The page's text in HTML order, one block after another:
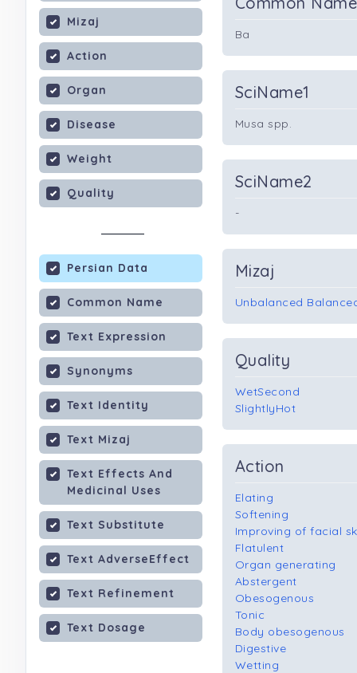
Mizaj
Action
Organ
Disease
Weight
Quality
Persian Data
Common Name
Text Expression
Synonyms
Text Identity
Text Mizaj
Text Effects And
Medicinal Uses
Text Substitute
Text AdverseEffect
Text Refinement
Text Dosage
Ba
SciName1
Musa spp.
SciName2
-
Mizaj
Unbalanced
Quality
WetSecond
SlightlyHot
Action
Elating
Softening
Improving of facial
Flatulent
Organ generating
Abstergent
Obesogenous
Tonic
Body obesogenous
Digestive
Wetting